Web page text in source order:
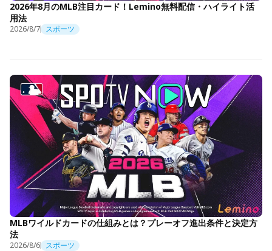
2026年8月のMLB注目カード！Lemino無料配信・ハイライト活
用法
2026/8/7 スポーツ
MLBワイルドカードの仕組みとは？プレーオフ進出条件と決定方
法
2026/8/6 スポーツ